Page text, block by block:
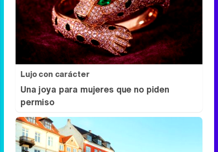
¿Por qué se contagia?
La ciencia explica por qué el bostezo es
contagioso